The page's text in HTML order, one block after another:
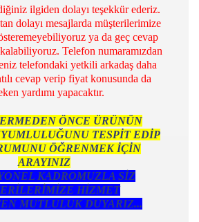
ilgiden dolayı teşekkür ederiz.
dolayı mesajlarda müşterilerimize
ya da geç cevap
Telefon numaramızdan
telefondaki yetkili arkadaş daha
cevap verip fiyat konusunda da
yardımı yapacaktır.
ÖNCE ÜRÜNÜN
TESPİT EDİP
ÖĞRENMEK İÇİN
ARAYINIZ
KADROMUZLA SİZ
HİZMET
MUTLULUK DUYARIZ...